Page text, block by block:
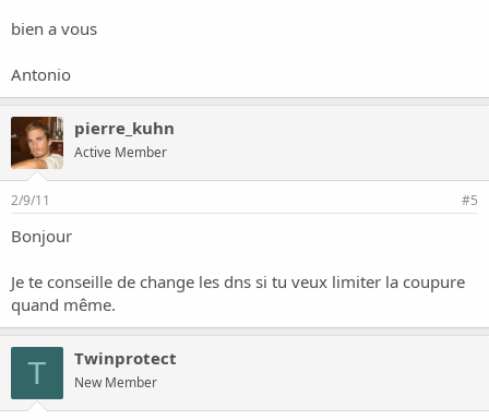
bien a vous
Antonio
pierre_kuhn
Active Member
2/9/11 #5
Bonjour
Je te conseille de change les dns si tu veux limiter la coupure
quand même.
T Twinprotect
New Member